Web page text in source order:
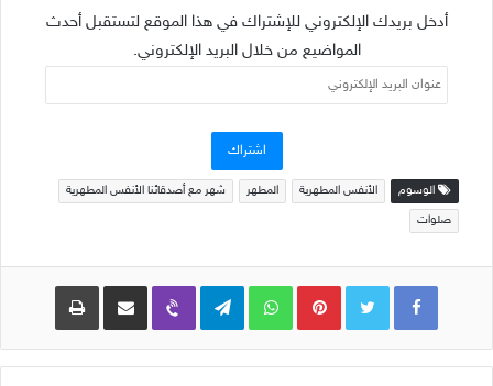
أدخل بريدك الإلكتروني للإشتراك في هذا الموقع لتستقبل أحدث
المواضيع من خلال البريد الإلكتروني.
عنوان
البريد
اشتراك
الوسوم الأنفس المطهرية المطهر شهر مع أصدقائنا الأنفس المطهرية
صلوات
Pinterest
WhatsApp
Telegram
Viber مشاركة عبر البريد طباعة